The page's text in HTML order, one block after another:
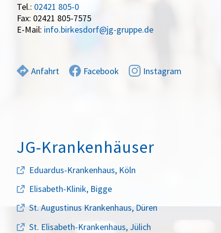
Tel.: 02421 805-0
Fax: 02421 805-7575
E-Mail: info.birkesdorf@jg-gruppe.de
Anfahrt Facebook Instagram
JG-Krankenhäuser
Eduardus-Krankenhaus, Köln
Elisabeth-Klinik, Bigge
St. Augustinus Krankenhaus, Düren
St. Elisabeth-Krankenhaus, Jülich